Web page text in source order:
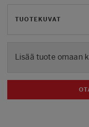
TUOTEKUVAT
Lisää tuote omaan